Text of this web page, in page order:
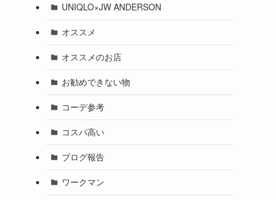
UNIQLO×JW ANDERSON
オススメ
オススメのお店
お勧めできない物
コーデ参考
コスパ高い
ブログ報告
ワークマン